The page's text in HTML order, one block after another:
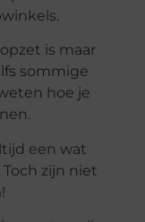
is maar
sommige
hoe je
een wat
zijn niet
!